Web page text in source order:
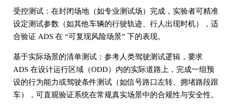
受控测试：在封闭场地（如专业测试场）完成，实验者可精准
设定测试参数（如其他车辆的行驶轨迹、行人出现时机），适
合验证 ADS 在 “可复现风险场景” 下的表现。
基于实际场景的清单测试：参考人类驾驶测试逻辑，要求
ADS 在设计运行区域（ODD）内的实际道路上，完成一组预
设的行为能力或驾驶条件测试（如信号路口左转、拥堵路段跟
车），可直观验证系统在常规真实场景中的合规性与安全性。